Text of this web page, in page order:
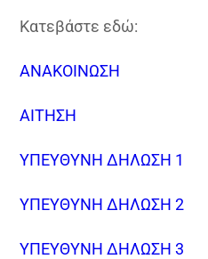
Κατεβάστε εδώ:
ΑΝΑΚΟΙΝΩΣΗ
ΑΙΤΗΣΗ
ΥΠΕΥΘΥΝΗ ΔΗΛΩΣΗ 1
ΥΠΕΥΘΥΝΗ ΔΗΛΩΣΗ 2
ΥΠΕΥΘΥΝΗ ΔΗΛΩΣΗ 3